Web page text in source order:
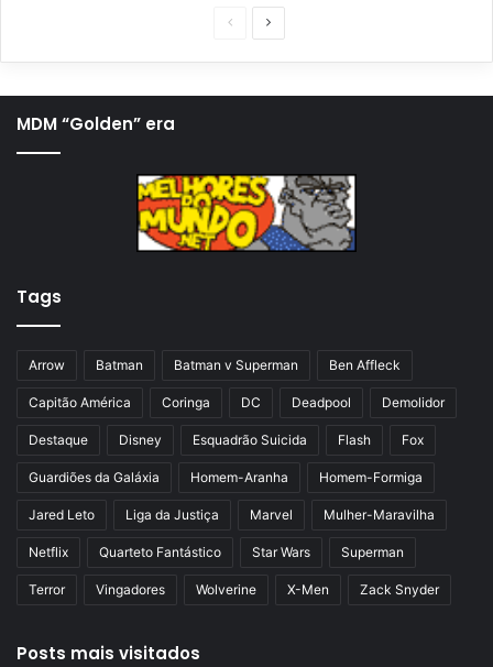
a
a
n
m
a
p
n
MDM “Golden” era
Tags
Arrow Batman Batman v Superman Ben Affleck
Capitão América Coringa DC Deadpool Demolidor
Destaque Disney Esquadrão Suicida Flash Fox
Guardiões da Galáxia Homem-Aranha Homem-Formiga
Jared Leto Liga da Justiça Marvel Mulher-Maravilha
Netflix Quarteto Fantástico Star Wars Superman
Terror Vingadores Wolverine X-Men Zack Snyder
Posts mais visitados